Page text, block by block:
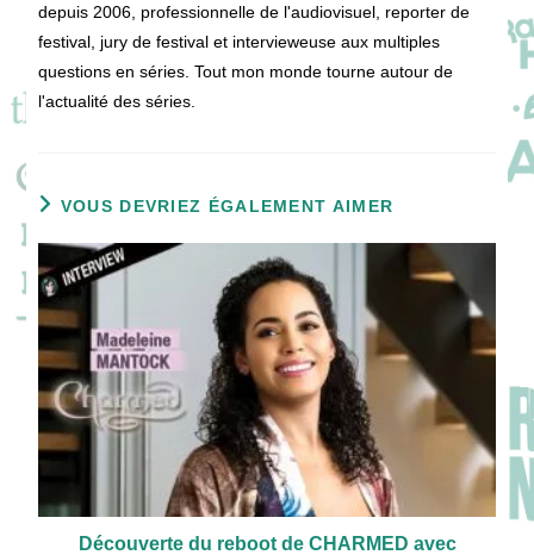
depuis 2006, professionnelle de l'audiovisuel, reporter de
festival, jury de festival et intervieweuse aux multiples
questions en séries. Tout mon monde tourne autour de
l'actualité des séries.
VOUS DEVRIEZ ÉGALEMENT AIMER
Découverte du reboot de CHARMED avec